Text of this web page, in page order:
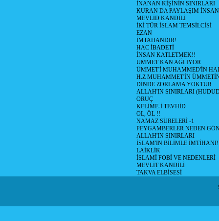
İNANAN KİŞİNİN SINIRLARI
KURAN DA PAYLAŞIM
MEVLİD KANDİLİ
İKİ TÜR İSLAM TEMSİLCİSİ
EZAN
İMTAHANDIR!
HAC İBADETİ
İNSAN KATLETMEK!!
ÜMMET KAN AĞLIYOR
ÜMMET'İ MUHAMMED'İN
H.Z MUHAMMET'İN
DİNDE ZORLAMA YOKTUR
ALLAH'IN SINIRLARI
ORUÇ
KELİME-İ TEVHİD
OL, ÖL !!
NAMAZ SÜRELERİ -1
PEYGAMBERLER NEDEN
ALLAH'IN SINIRLARI
İSLAM'IN BİLİMLE İMTİHANI!
LAİKLİK
İSLAMİ FOBİ VE NEDENLERİ
MEVLİT KANDİLİ
TAKVA ELBİSESİ